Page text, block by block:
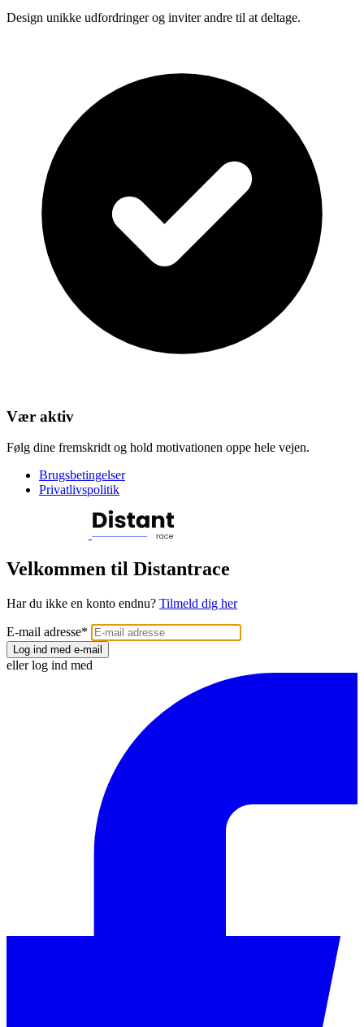
Design unikke udfordringer og inviter andre til at deltage.
Vær aktiv
Følg dine fremskridt og hold motivationen oppe hele vejen.
Brugsbetingelser
Privatlivspolitik
Velkommen til Distantrace
Har du ikke en konto endnu? Tilmeld dig her
E-mail adresse*
Log ind med e-mail
eller log ind med